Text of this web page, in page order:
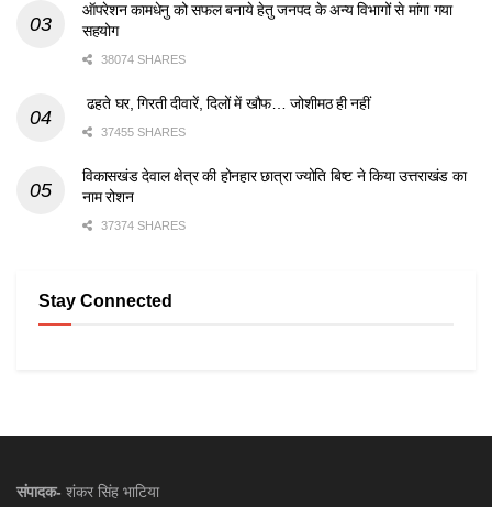
ऑपरेशन कामधेनु को सफल बनाये हेतु जनपद के अन्य विभागों से मांगा गया
सहयोग
38074 SHARES
ढहते घर, गिरती दीवारें, दिलों में खौफ… जोशीमठ ही नहीं
37455 SHARES
विकासखंड देवाल क्षेत्र की होनहार छात्रा ज्योति बिष्ट ने किया उत्तराखंड का
नाम रोशन
37374 SHARES
Stay Connected
संपादक- शंकर सिंह भाटिया